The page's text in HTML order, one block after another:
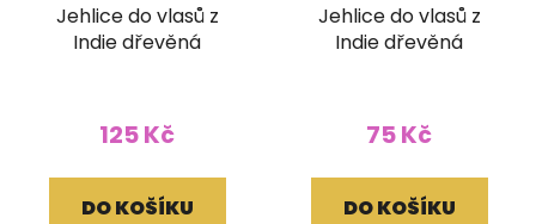
Jehlice do vlasů z
Indie dřevěná
125 Kč
DO KOŠÍKU
Jehlice do vlasů z
Indie dřevěná
75 Kč
DO KOŠÍKU